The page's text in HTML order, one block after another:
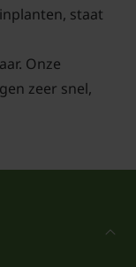
leibomen op
de Lei-Peer
staat
Onze
zeer snel,